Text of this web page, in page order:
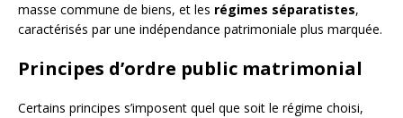
masse commune de biens, et les régimes séparatistes,
caractérisés par une indépendance patrimoniale plus marquée.
Principes d’ordre public matrimonial
Certains principes s’imposent quel que soit le régime choisi,